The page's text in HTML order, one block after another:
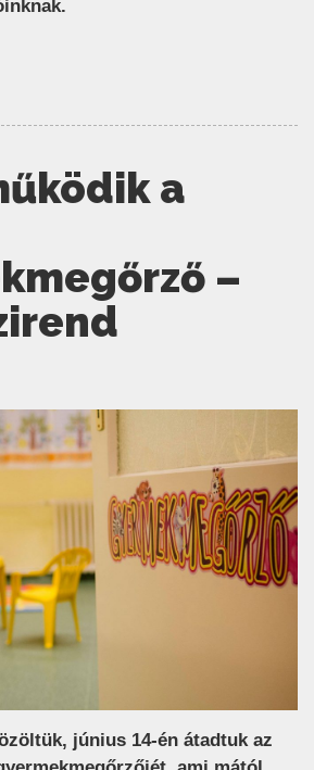
a
–
június 14-én átadtuk az